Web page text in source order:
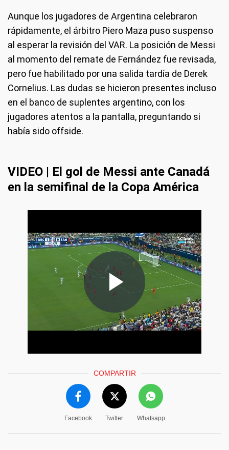
Aunque los jugadores de Argentina celebraron
rápidamente, el árbitro Piero Maza puso suspenso
al esperar la revisión del VAR. La posición de Messi
al momento del remate de Fernández fue revisada,
pero fue habilitado por una salida tardía de Derek
Cornelius. Las dudas se hicieron presentes incluso
en el banco de suplentes argentino, con los
jugadores atentos a la pantalla, preguntando si
había sido offside.
VIDEO | El gol de Messi ante Canadá
en la semifinal de la Copa América
COMPARTIR
Facebook Twitter Whatsapp